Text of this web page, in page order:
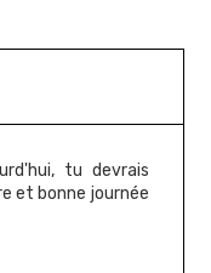
tu devrais
et bonne journée